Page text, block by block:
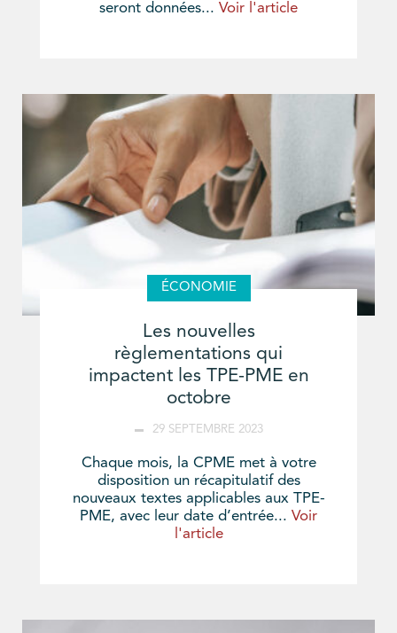
seront données... Voir l'article
ÉCONOMIE
Les nouvelles
règlementations qui
impactent les TPE-PME en
octobre
29 SEPTEMBRE 2023
Chaque mois, la CPME met à votre
disposition un récapitulatif des
nouveaux textes applicables aux TPE-
PME, avec leur date d’entrée... Voir
l'article